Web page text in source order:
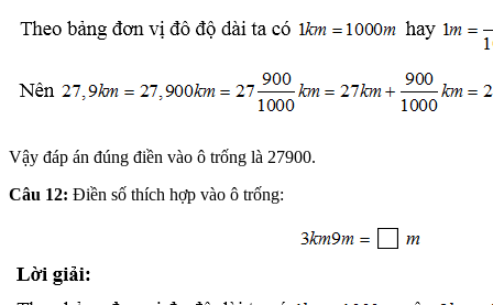
Vậy đáp án đúng điền vào ô trống là 27900.
Câu 12: Điền số thích hợp vào ô trống: